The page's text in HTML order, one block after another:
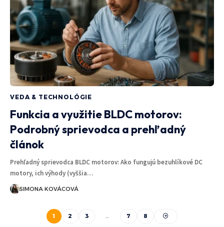
VEDA & TECHNOLÓGIE
Funkcia a využitie BLDC motorov:
Podrobný sprievodca a prehľadný
článok
Prehľadný sprievodca BLDC motorov: Ako fungujú bezuhlíkové DC
motory, ich výhody (vyššia…
SIMONA KOVÁCOVÁ
1 2 3 … 7 8